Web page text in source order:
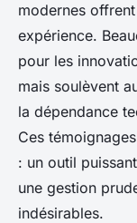
modernes
expérience.
pour les
mais soulèvent
la dépendance
Ces
: un outil
une gestion
indésirables.